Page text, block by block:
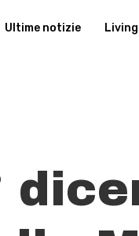
Ultime notizie